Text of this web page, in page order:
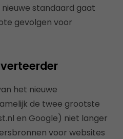
standaard gaat
gevolgen voor
het nieuwe
de twee grootste
en Google) niet langer
voor websites